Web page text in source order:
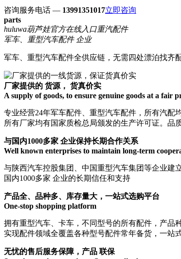
咨询服务电话 — 13991351017立即咨询
parts
huluwa葫芦娃官方在线入口重汽配件
军车、重型汽车配件 企业
军车、重型汽车配件全供应链，无需四处漂泊找齐
厂家提供的 货源， 货真价实
A supply of goods, to ensure genuine goods at a fair
专业经营24年军车配件、重型汽车配件，所有汽配
所有厂家均有国家质检总局颁发的生产许可证。品
与国内1000多家 企业保持长期合作关系
Well known enterprises to maintain long-term
与陕西汽车控股集团、中国重型汽车集团等企业建
国内1000多家 企业的长期信任和支持
产品全、品种多、库存量大，一站式选购平台
One-stop shopping platform
拥有重型汽车、卡车，不同型号的所有配件，产品
实现配件领域全覆盖各种型号配件常年备货，一站
无忧的售后服务保障，产品 联保